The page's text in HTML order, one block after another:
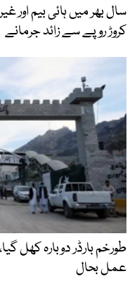
کروڑ روپے سے زائد جرمانے
طورخم بارڈر دوبارہ کھل
عمل بحال